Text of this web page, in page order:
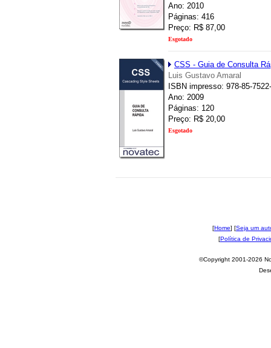
Ano: 2010
Páginas: 416
Preço: R$ 87,00
Esgotado
CSS - Guia de Consulta
Luis Gustavo Amaral
ISBN impresso: 978-85-
Ano: 2009
Páginas: 120
Preço: R$ 20,00
Esgotado
[Home] [Seja um
[Política de
©Copyright 2001-2026